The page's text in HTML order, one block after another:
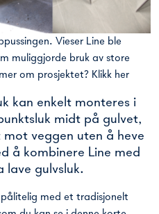
Vieser Line ble
muliggjorde bruk av store
om prosjektet? Klikk her
kan enkelt monteres i
midt på gulvet,
veggen uten å heve
å kombinere Line med
lave gulvsluk.
med et tradisjonelt